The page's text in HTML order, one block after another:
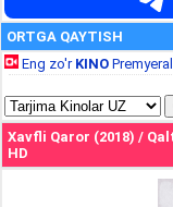
ORTGA QAYTISH
Eng zo'r KINO
Xavfli Qaror (2018) /
HD